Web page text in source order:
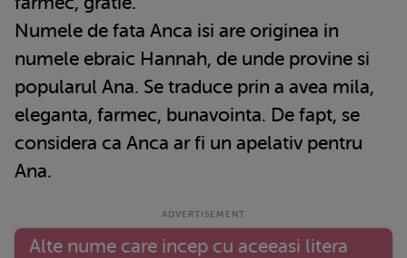
Numele de fata Anca isi are originea in
numele ebraic Hannah, de unde provine si
popularul Ana. Se traduce prin a avea mila,
eleganta, farmec, bunavointa. De fapt, se
considera ca Anca ar fi un apelativ pentru
Ana.
Alte nume care incep cu aceeasi litera